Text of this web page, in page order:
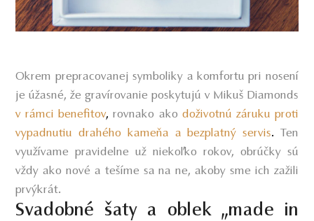
Okrem prepracovanej symboliky a komfortu pri nosení
je úžasné, že gravírovanie poskytujú v Mikuš Diamonds
v rámci benefitov, rovnako ako doživotnú záruku proti
vypadnutiu drahého kameňa a bezplatný servis. Ten
využívame pravidelne už niekoľko rokov, obrúčky sú
vždy ako nové a tešíme sa na ne, akoby sme ich zažili
prvýkrát.
Svadobné šaty a oblek „made in